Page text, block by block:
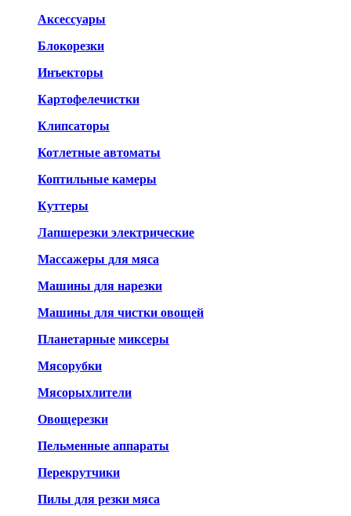
Аксессуары
Блокорезки
Инъекторы
Картофелечистки
Клипсаторы
Котлетные автоматы
Коптильные камеры
Куттеры
Лапшерезки электрические
Массажеры для мяса
Машины для нарезки
Машины для чистки овощей
Планетарные миксеры
Мясорубки
Мясорыхлители
Овощерезки
Пельменные аппараты
Перекрутчики
Пилы для резки мяса